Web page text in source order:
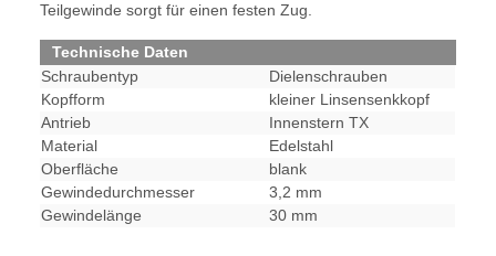
Teilgewinde sorgt für einen festen Zug.
Technische Daten
Schraubentyp
Dielenschrauben
Kopfform
kleiner Linsensenkkopf
Antrieb
Innenstern TX
Material
Edelstahl
Oberfläche
blank
Gewindedurchmesser
3,2 mm
Gewindelänge
30 mm